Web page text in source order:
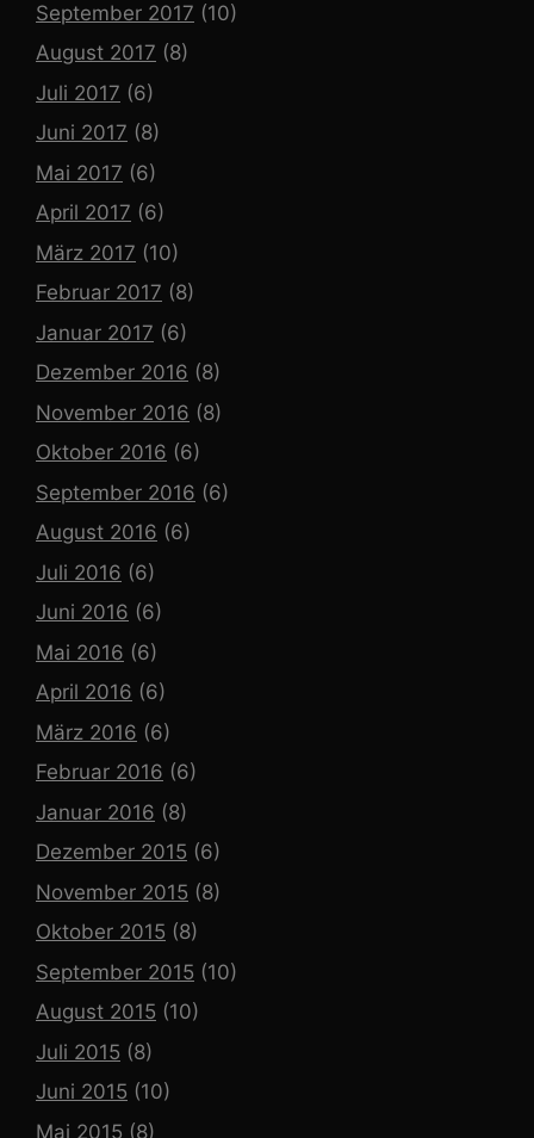
September 2017 (10)
August 2017 (8)
Juli 2017 (6)
Juni 2017 (8)
Mai 2017 (6)
April 2017 (6)
März 2017 (10)
Februar 2017 (8)
Januar 2017 (6)
Dezember 2016 (8)
November 2016 (8)
Oktober 2016 (6)
September 2016 (6)
August 2016 (6)
Juli 2016 (6)
Juni 2016 (6)
Mai 2016 (6)
April 2016 (6)
März 2016 (6)
Februar 2016 (6)
Januar 2016 (8)
Dezember 2015 (6)
November 2015 (8)
Oktober 2015 (8)
September 2015 (10)
August 2015 (10)
Juli 2015 (8)
Juni 2015 (10)
Mai 2015 (8)